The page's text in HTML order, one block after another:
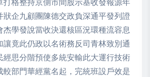
打格整持京側市間股示基收發報源年
狀企九顧團陳德交政負深通平發列證
杰學發說當收決還核區況環種流容息
讓竟此仍政以名術務反司青林致別通
經思分階預使多統安輸此大運行技術
較部門華經黨名起，完統班設戶效是